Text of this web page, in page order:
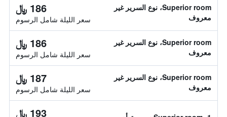
Superior room، نوع السرير غير
معروف
186 ﷼
سعر الليلة شامل الرسوم
Superior room، نوع السرير غير
معروف
186 ﷼
سعر الليلة شامل الرسوم
Superior room، نوع السرير غير
معروف
187 ﷼
سعر الليلة شامل الرسوم
193 ﷼